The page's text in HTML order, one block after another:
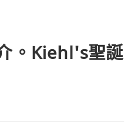
。Kiehl's聖誕